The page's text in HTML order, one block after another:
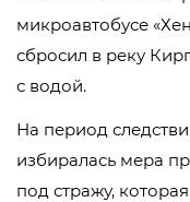
микроавтобусе
сбросил в реку
с водой.
На период
избиралась мера
под стражу,